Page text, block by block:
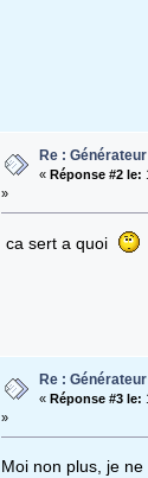
Re :
« Réponse #2 le:
»
ca sert a quoi
Re :
« Réponse #3 le:
»
Moi non plus, je